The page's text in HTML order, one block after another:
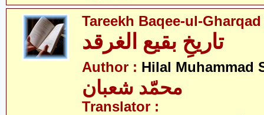
Tareekh Baqee-ul-Gharqad
تاریخِ بقیع الغرقد
Author : Hilal Muhammad
محمّد شعبان
Translator :